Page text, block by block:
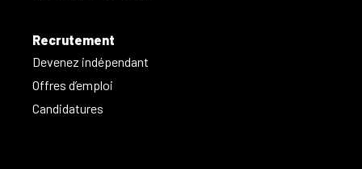
Recrutement
Devenez indépendant
Offres d’emploi
Candidatures